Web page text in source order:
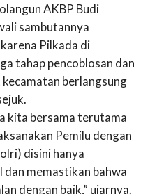
AKBP Budi
sambutannya
Pilkada di
tahap pencoblosan dan
berlangsung
kita bersama terutama
Pemilu dengan
disini hanya
dan memastikan bahwa
dengan baik,” ujarnya.